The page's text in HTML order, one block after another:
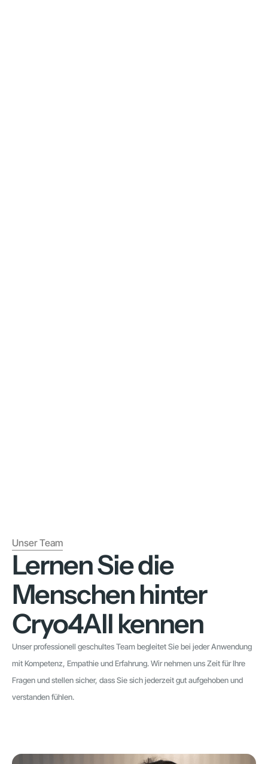
Unser Team
Lernen Sie die
Menschen hinter
Cryo4All kennen
Unser professionell geschultes Team begleitet Sie bei jeder Anwendung
mit Kompetenz, Empathie und Erfahrung. Wir nehmen uns Zeit für Ihre
Fragen und stellen sicher, dass Sie sich jederzeit gut aufgehoben und
verstanden fühlen.